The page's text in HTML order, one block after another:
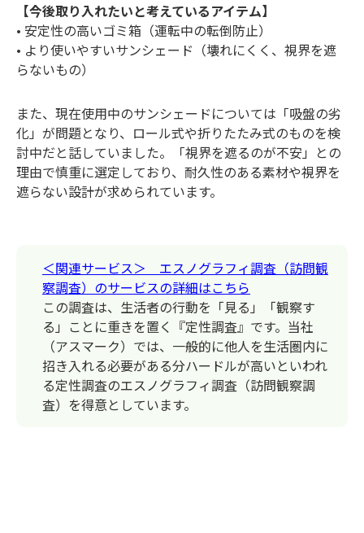
【今後取り入れたいと考えているアイテム】
• 安定性の高いゴミ箱（運転中の転倒防止）
• より使いやすいサンシェード（壊れにくく、視界を遮
らないもの）
また、現在使用中のサンシェードについては「吸盤の劣
化」が問題となり、ロール式や折りたたみ式のものを検
討中だと話していました。「視界を遮るのが不安」との
理由で慎重に選定しており、耐久性のある素材や視界を
遮らない設計が求められています。
＜関連サービス＞ エスノグラフィ調査（訪問観
察調査）のサービスの詳細はこちら
この調査は、生活者の行動を「見る」「観察す
る」ことに重きを置く『定性調査』です。当社
（アスマーク）では、一般的に他人を生活圏内に
招き入れる必要がある分ハードルが高いといわれ
る定性調査のエスノグラフィ調査（訪問観察調
査）を得意としています。